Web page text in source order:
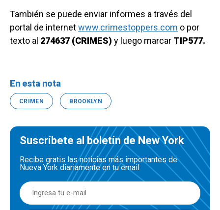
También se puede enviar informes a través del
portal de internetwww.crimestoppers.com o por
texto al 274637 (CRIMES) y luego marcar TIP577.
En esta nota
CRIMEN BROOKLYN
Suscríbete al boletín de New York
Recibe gratis las noticias más importantes de
Nueva York diariamente en tu email